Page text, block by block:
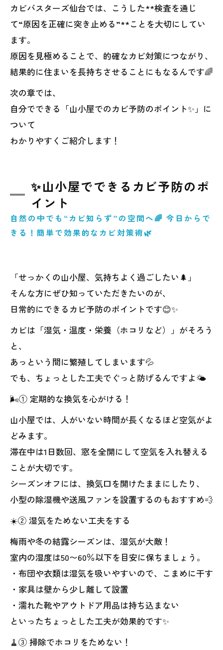
カビバスターズ仙台では、こうした**検査を通じ
て“原因を正確に突き止める”**ことを大切にしてい
ます。
原因を見極めることで、的確なカビ対策につながり、
結果的に住まいを長持ちさせることにもなるんです🌈
次の章では、
自分でできる「山小屋でのカビ予防のポイント✨」に
ついて
わかりやすくご紹介します！
✨山小屋でできるカビ予防のポ
イント
自然の中でも“カビ知らず”の空間へ🌈 今日からで
きる！簡単で効果的なカビ対策術🌿
「せっかくの山小屋、気持ちよく過ごしたい🌲」
そんな方にぜひ知っていただきたいのが、
日常的にできるカビ予防のポイントです😊✨
カビは「湿気・温度・栄養（ホコリなど）」がそろう
と、
あっという間に繁殖してしまいます💦
でも、ちょっとした工夫でぐっと防げるんですよ🌤️
🌬️① 定期的な換気を心がける！
山小屋では、人がいない時間が長くなるほど空気がよ
どみます。
滞在中は1日数回、窓を全開にして空気を入れ替える
ことが大切です。
シーズンオフには、換気口を開けたままにしたり、
小型の除湿機や送風ファンを設置するのもおすすめ💨
☀️② 湿気をためない工夫をする
梅雨や冬の結露シーズンは、湿気が大敵！
室内の湿度は50〜60％以下を目安に保ちましょう。
・布団や衣類は湿気を吸いやすいので、こまめに干す
・家具は壁から少し離して設置
・濡れた靴やアウトドア用品は持ち込まない
といったちょっとした工夫が効果的です✨
🧹③ 掃除でホコリをためない！